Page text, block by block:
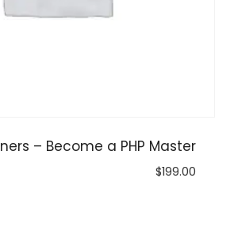
– Become a PHP Master
$199.00